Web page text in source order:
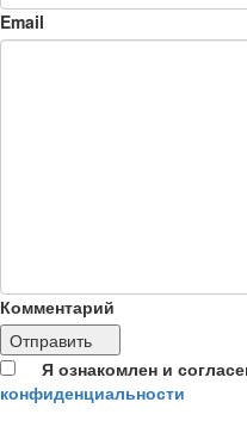
Email
Комментарий
Отправить
Я ознакомлен и
конфиденциальности